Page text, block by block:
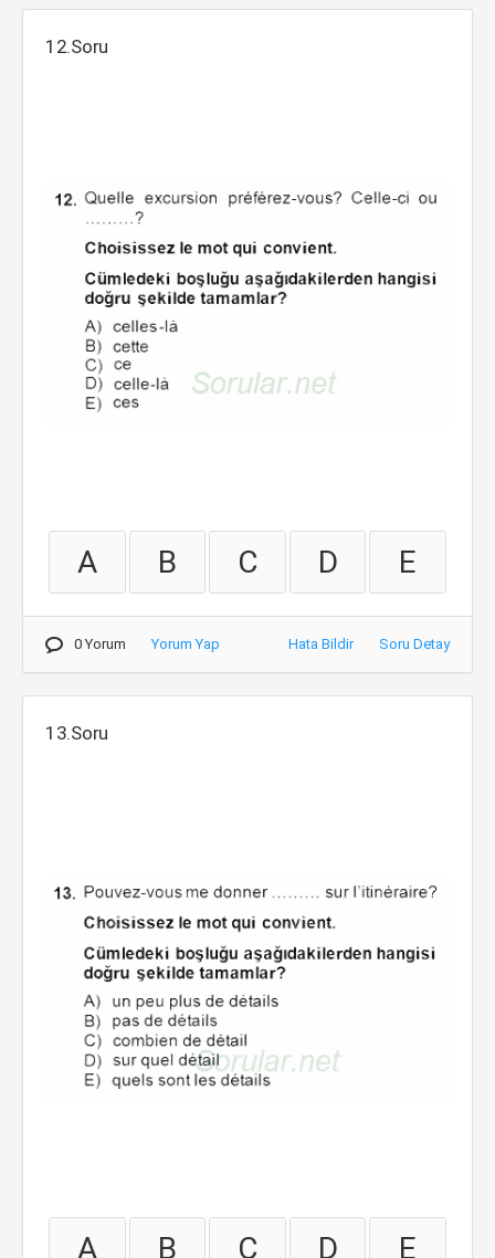
12.Soru
A B C D E
0 Yorum Yorum Yap Hata Bildir Soru Detay
13.Soru
A B C D E